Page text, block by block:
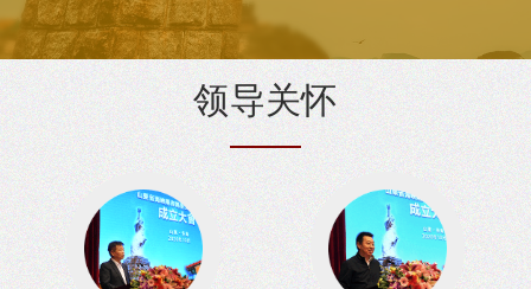
1979年全国人大常委会委员长叶剑英留影
领导关怀